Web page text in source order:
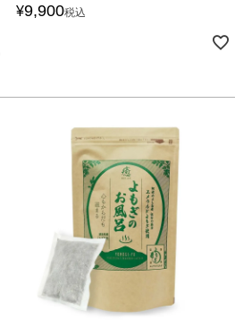
¥9,900税込